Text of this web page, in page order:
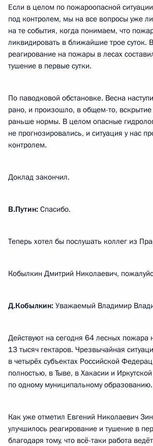
Если в целом по пожароопасной
под контролем, мы на все вопросы уже
на те события, когда понимаем, что
ликвидировать в ближайшие трое суток.
реагирование на пожары в лесах
тушение в первые сутки.
По паводковой обстановке. Весна
рано, и произошло, в общем-то,
раньше нормы. В целом опасные
не прогнозировались, и ситуация у нас
контролем.
Доклад закончил.
В.Путин: Спасибо.
Теперь хотел бы послушать коллег из
Кобылкин Дмитрий Николаевич,
Д.Кобылкин: Уважаемый Владимир
Действуют на сегодня 64 лесных
13 тысяч гектаров. Чрезвычайная
в четырёх субъектах Российской
полностью, в Тыве, в Хакасии и
по одному муниципальному образованию.
Как уже отметил Евгений Николаевич
улучшилось реагирование и тушение в
благодаря тому, что всё-таки работа